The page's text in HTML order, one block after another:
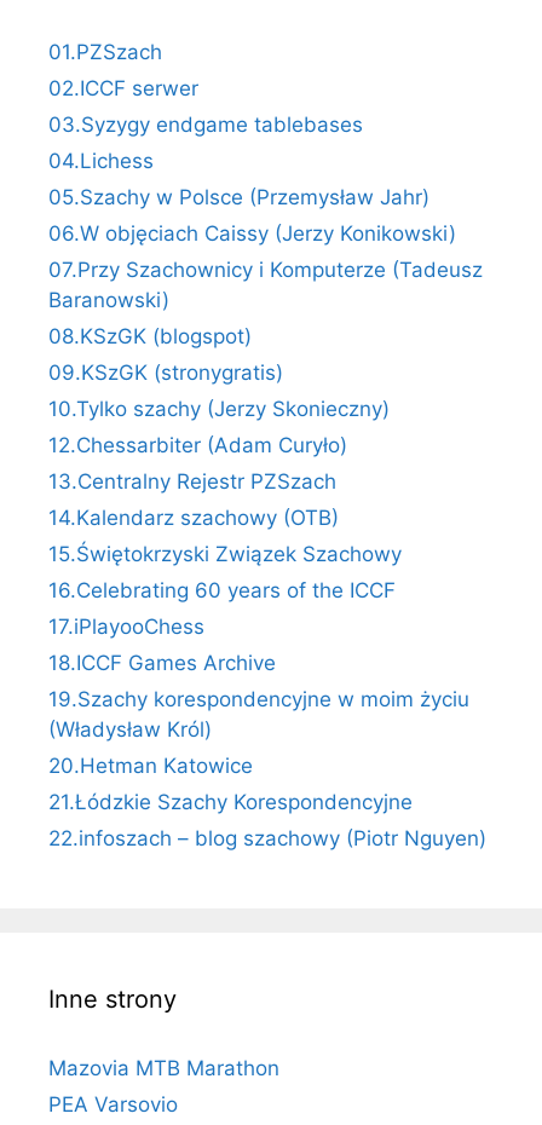
01.PZSzach
02.ICCF serwer
03.Syzygy endgame tablebases
04.Lichess
05.Szachy w Polsce (Przemysław Jahr)
06.W objęciach Caissy (Jerzy Konikowski)
07.Przy Szachownicy i Komputerze (Tadeusz
Baranowski)
08.KSzGK (blogspot)
09.KSzGK (stronygratis)
10.Tylko szachy (Jerzy Skonieczny)
12.Chessarbiter (Adam Curyło)
13.Centralny Rejestr PZSzach
14.Kalendarz szachowy (OTB)
15.Świętokrzyski Związek Szachowy
16.Celebrating 60 years of the ICCF
17.iPlayooChess
18.ICCF Games Archive
19.Szachy korespondencyjne w moim życiu
(Władysław Król)
20.Hetman Katowice
21.Łódzkie Szachy Korespondencyjne
22.infoszach – blog szachowy (Piotr Nguyen)
Inne strony
Mazovia MTB Marathon
PEA Varsovio